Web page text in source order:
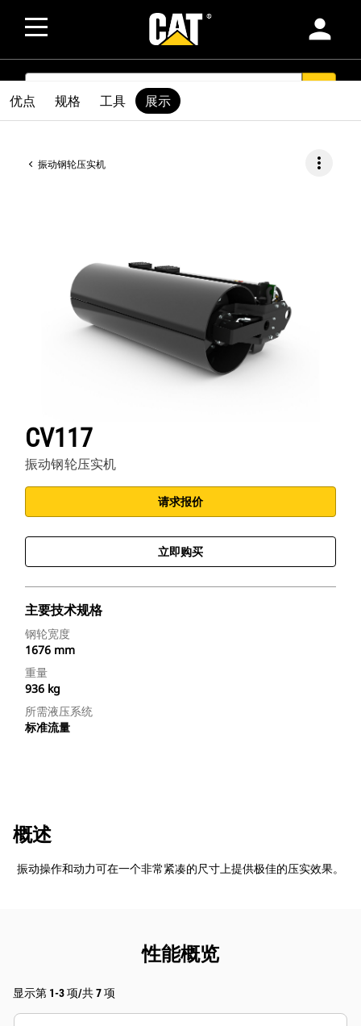
person
SEARCH
振动钢轮压实机 more_vert
CV117
振动钢轮压实机
请求报价
立即购买
主要技术规格
钢轮宽度
1676 mm
重量
936 kg
所需液压系统
标准流量
优点 规格 工具 展示
概述
振动操作和动力可在一个非常紧凑的尺寸上提供极佳的压实效果。
性能概览
显示第 1-3 项/共 7 项